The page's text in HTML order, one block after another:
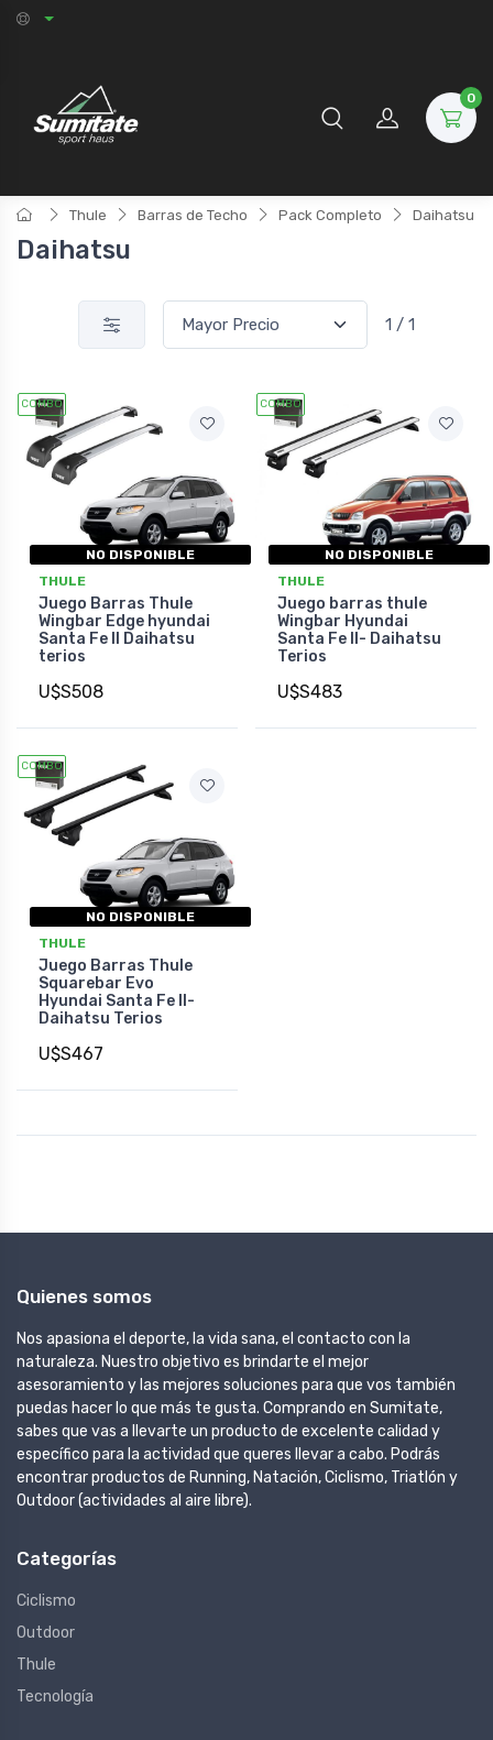
0
Thule Barras de Techo Pack Completo Daihatsu
Daihatsu
1 / 1
COMBO
NO DISPONIBLE
THULE
Juego Barras Thule
Wingbar Edge hyundai
Santa Fe II Daihatsu
terios
U$S508
COMBO
NO DISPONIBLE
THULE
Juego barras thule
Wingbar Hyundai
Santa Fe II- Daihatsu
Terios
U$S483
COMBO
NO DISPONIBLE
THULE
Juego Barras Thule
Squarebar Evo
Hyundai Santa Fe II-
Daihatsu Terios
U$S467
Quienes somos
Nos apasiona el deporte, la vida sana, el contacto con la
naturaleza. Nuestro objetivo es brindarte el mejor
asesoramiento y las mejores soluciones para que vos también
puedas hacer lo que más te gusta. Comprando en Sumitate,
sabes que vas a llevarte un producto de excelente calidad y
específico para la actividad que queres llevar a cabo. Podrás
encontrar productos de Running, Natación, Ciclismo, Triatlón y
Outdoor (actividades al aire libre).
Categorías
Ciclismo
Outdoor
Thule
Tecnología